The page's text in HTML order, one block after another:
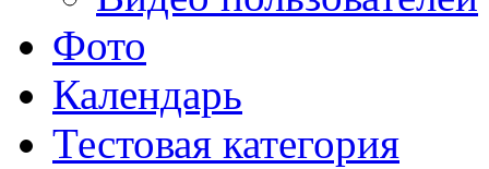
Фото
Календарь
Тестовая категория